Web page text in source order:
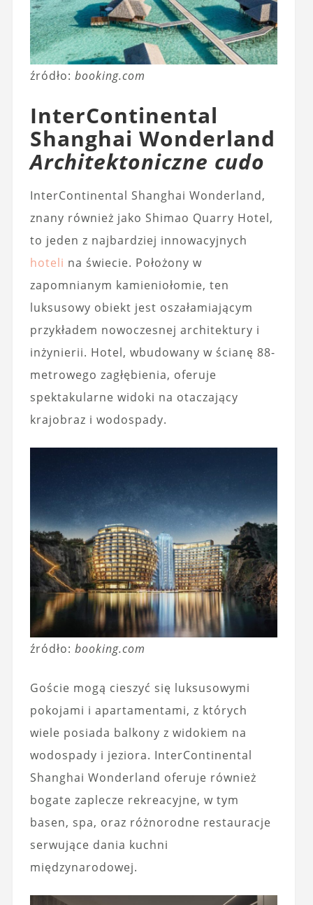
źródło: booking.com
InterContinental
Shanghai Wonderland
Architektoniczne cudo
InterContinental Shanghai Wonderland,
znany również jako Shimao Quarry Hotel,
to jeden z najbardziej innowacyjnych
hoteli na świecie. Położony w
zapomnianym kamieniołomie, ten
luksusowy obiekt jest oszałamiającym
przykładem nowoczesnej architektury i
inżynierii. Hotel, wbudowany w ścianę 88-
metrowego zagłębienia, oferuje
spektakularne widoki na otaczający
krajobraz i wodospady.
źródło: booking.com
Goście mogą cieszyć się luksusowymi
pokojami i apartamentami, z których
wiele posiada balkony z widokiem na
wodospady i jeziora. InterContinental
Shanghai Wonderland oferuje również
bogate zaplecze rekreacyjne, w tym
basen, spa, oraz różnorodne restauracje
serwujące dania kuchni
międzynarodowej.